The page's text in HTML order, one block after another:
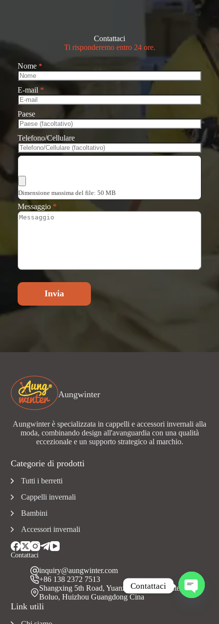
Contattaci
Ti risponderemo entro 24 ore.
Nome *
E-mail *
Paese
Telefono/Cellulare
Dimensione massima del file: 50 MB
Messaggio *
Invia
Aungwinter
Aungwinter è specializzata in cappelli e accessori invernali alla
moda, combinando design all'avanguardia con una qualità
eccezionale e un supporto strategico al marchio.
Contattaci
inquiry@aungwinter.com
+86 138 2372 7513
Shangxing 5th Road, Yuanzhou Town, Contea di
Boluo, Huizhou Guangdong Cina
Link utili
Categorie di prodotti
Tutti i berretti
Cappelli invernali
Bambini
Accessori invernali
Contattaci